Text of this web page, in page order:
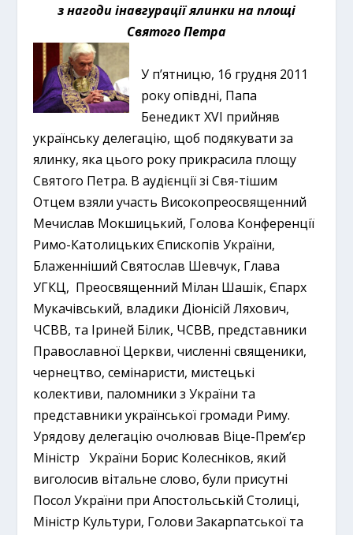
з нагоди інавгурації ялинки на площі
Святого Петра
У п’ятницю, 16 грудня 2011
року опівдні, Папа
Бенедикт XVI прийняв
українську делегацію, щоб подякувати за
ялинку, яка цього року прикрасила площу
Святого Петра. В аудієнції зі Свя-тішим
Отцем взяли участь Високопреосвященний
Мечислав Мокшицький, Голова Конференції
Римо-Католицьких Єпископів України,
Блаженніший Святослав Шевчук, Глава
УГКЦ, Преосвященний Мілан Шашік, Єпарх
Мукачівський, владики Діонісій Ляхович,
ЧСВВ, та Іриней Білик, ЧСВВ, представники
Православної Церкви, численні священики,
чернецтво, семінаристи, мистецькі
колективи, паломники з України та
представники української громади Риму.
Урядову делегацію очолював Віце-Прем’єр
Міністр України Борис Колесніков, який
виголосив вітальне слово, були присутні
Посол України при Апостольській Столиці,
Міністр Культури, Голови Закарпатської та